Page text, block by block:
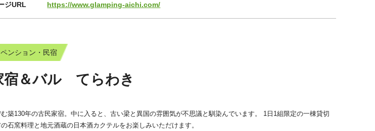
ジURL https://www.glamping-aichi.com/
ンション・民宿
宿＆バル てらわき
築130年の古民家宿。中に入ると、古い梁と異国の雰囲気が不思議と馴染んでいます。 1日1組限定の一棟貸切
石窯料理と地元酒蔵の日本酒カクテルをお楽しみいただけます。